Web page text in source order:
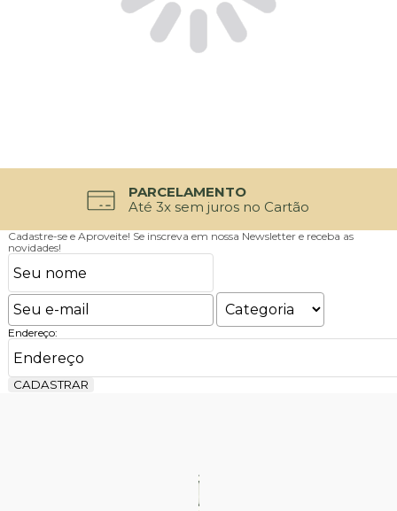
PARCELAMENTO
Até 3x sem juros no Cartão
Cadastre-se e Aproveite! Se inscreva em nossa Newsletter e receba as
novidades!
Endereço:
CADASTRAR